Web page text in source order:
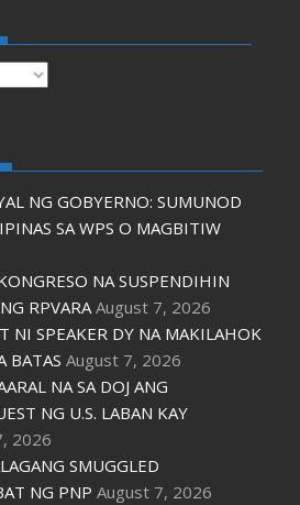
NG GOBYERNO: SUMUNOD
SA WPS O MAGBITIW
NA SUSPENDIHIN
RPVARA August 7, 2026
NI SPEAKER DY NA MAKILAHOK
BATAS August 7, 2026
NA SA DOJ ANG
NG U.S. LABAN KAY
2026
SMUGGLED
NG PNP August 7, 2026